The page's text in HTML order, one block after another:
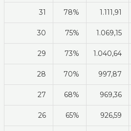
31 78% 1.111,91
30 75% 1.069,15
29 73% 1.040,64
28 70% 997,87
27 68% 969,36
26 65% 926,59